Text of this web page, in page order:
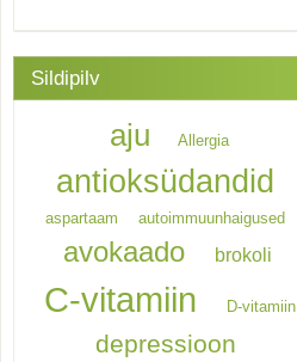
Sildipilv
aju Allergia
antioksüdandid
aspartaam autoimmuunhaigused
avokaado brokoli
C-vitamiin D-vitamiin
depressioon